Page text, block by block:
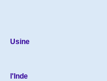
Usine
l'Inde